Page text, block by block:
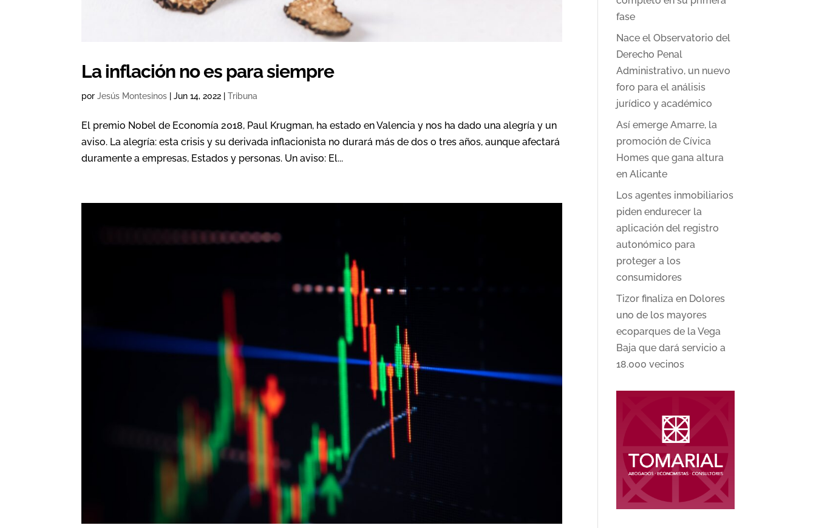
La inflación no es para siempre
porJesús Montesinos |Jun 14, 2022 |Tribuna
El premio Nobel de Economía 2018, Paul Krugman, ha estado en Valencia y nos ha dado una alegría y un
aviso. La alegría: esta crisis y su derivada inflacionista no durará más de dos o tres años, aunque afectará
duramente a empresas, Estados y personas. Un aviso: El...
fase
Nace el Observatorio del
Derecho Penal
Administrativo, un nuevo
foro para el análisis
jurídico y académico
Así emerge Amarre, la
promoción de Cívica
Homes que gana altura
en Alicante
Los agentes inmobiliarios
piden endurecer la
aplicación del registro
autonómico para
proteger a los
consumidores
Tizor finaliza en Dolores
uno de los mayores
ecoparques de la Vega
Baja que dará servicio a
18.000 vecinos